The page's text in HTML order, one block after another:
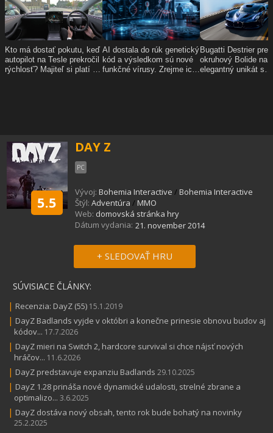
5.5
DAY Z
PC
Vývoj: Bohemia Interactive / Bohemia Interactive
Štýl: Adventúra / MMO
Web: domovská stránka hry
Dátum vydania: 21. november 2014
+ SLEDOVAŤ HRU
SÚVISIACE ČLÁNKY:
| Recenzia: DayZ (55) 15.1.2019
| DayZ Badlands vyjde v októbri a konečne prinesie obnovu budov aj
kódov... 17.7.2026
| DayZ mieri na Switch 2, hardcore survival si chce nájsť nových
hráčov... 11.6.2026
| DayZ predstavuje expanziu Badlands 29.10.2025
| DayZ 1.28 prináša nové dynamické udalosti, strelné zbrane a
optimalizo... 3.6.2025
| DayZ dostáva nový obsah, tento rok bude bohatý na novinky
25.2.2025